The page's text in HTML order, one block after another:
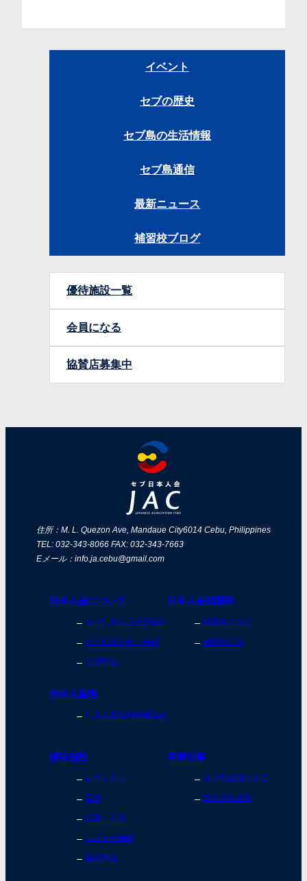
イベント
セブの歴史
セブ島の生活情報
セブ島通信
最新ニュース
補習校ブログ
優待施設一覧
会員になる
協賛店募集中
住所：M. L. Quezon Ave, Mandaue City6014 Cebu, Philippines
TEL: 032-343-8066 FAX: 032-343-7663
Eメール：info.ja.cebu@gmail.com
日本人会について
セブ日本人会役員紹介
セブ日本人会・会則
会員申込
日本人会補習校
補習校ブログ
補習校申込
日本人墓地
日本人墓地利用者規定
優待施設
レストラン
店舗
医療・美容
レジャー施設
協賛申込
年間行事
セブ島盆踊り大会
戦没者慰霊祭